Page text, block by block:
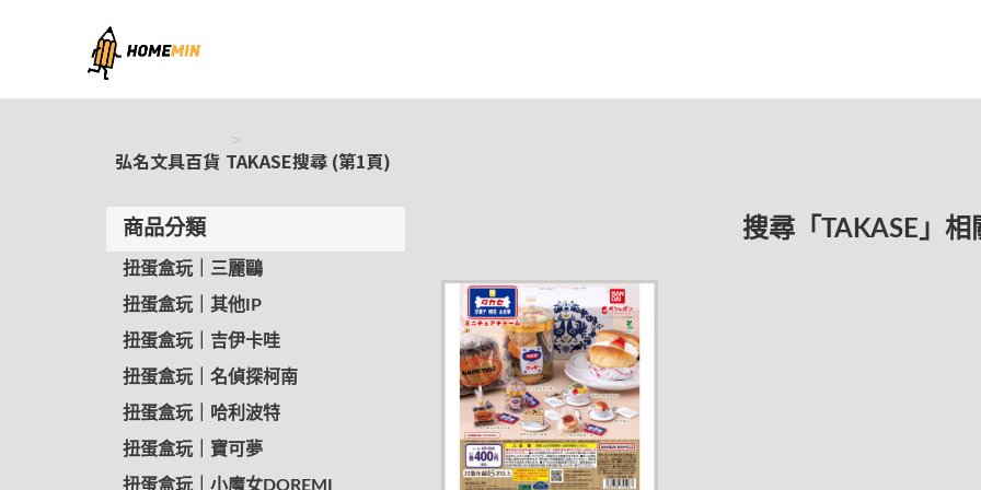
弘名文具百貨
弘名文具百貨 TAKASE搜尋 (第1頁)
商品分類
扭蛋盒玩｜三麗鷗
扭蛋盒玩｜其他IP
扭蛋盒玩｜吉伊卡哇
扭蛋盒玩｜名偵探柯南
扭蛋盒玩｜哈利波特
扭蛋盒玩｜寶可夢
扭蛋盒玩｜小魔女DOREMI
搜尋「TAKASE」相